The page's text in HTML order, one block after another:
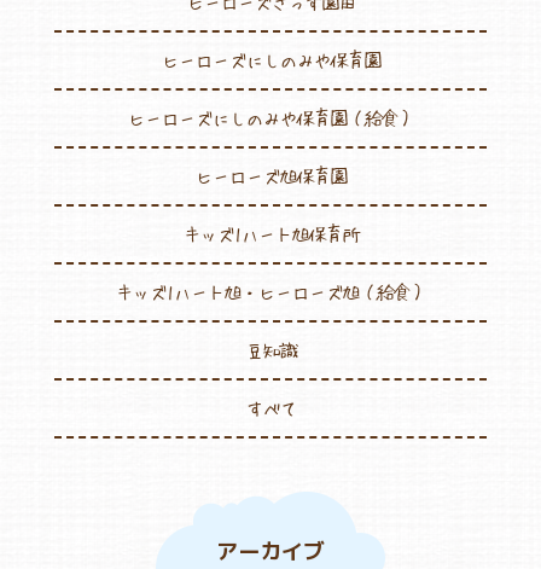
ヒーローズにしのみや保育園
ヒーローズにしのみや保育園（給食）
ヒーローズ旭保育園
キッズ1ハート旭保育所
キッズ1ハート旭・ヒーローズ旭（給食）
豆知識
すべて
アーカイブ